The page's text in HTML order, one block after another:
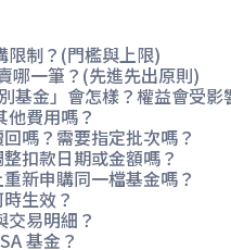
限制？(門檻與上限)
哪一筆？(先進先出原則)
基金」會怎樣？權益會受影
費用嗎？
嗎？需要指定批次嗎？
扣款日期或金額嗎？
新申購同一檔基金嗎？
生效？
易明細？
基金？